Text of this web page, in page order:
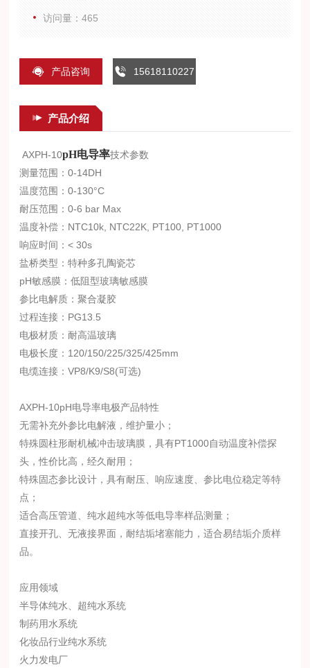
访问量：465
产品咨询 15618110227
产品介绍
AXPH-10pH电导率技术参数
测量范围：0-14DH
温度范围：0-130°C
耐压范围：0-6 bar Max
温度补偿：NTC10k, NTC22K, PT100, PT1000
响应时间：< 30s
盐桥类型：特种多孔陶瓷芯
рH敏感膜：低阻型玻璃敏感膜
参比电解质：聚合凝胶
过程连接：PG13.5
电极材质：耐高温玻璃
电极长度：120/150/225/325/425mm
电缆连接：VP8/K9/S8(可选)
AXPH-10pH电导率电极产品特性
无需补充外参比电解液，维护量小；
特殊圆柱形耐机械冲击玻璃膜，具有PT1000自动温度补偿探
头，性价比高，经久耐用；
特殊固态参比设计，具有耐压、响应速度、参比电位稳定等特
点；
适合高压管道、纯水超纯水等低电导率样品测量；
直接开孔、无液接界面，耐结垢堵塞能力，适合易结垢介质样
品。
应用领域
半导体纯水、超纯水系统
制药用水系统
化妆品行业纯水系统
火力发电厂